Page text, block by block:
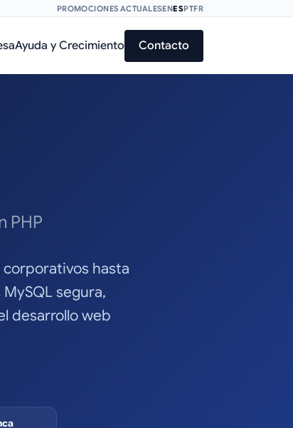
PROMOCIONES ACTUALESENESPTFR
Ayuda y Crecimiento Contacto
PHP
hasta
segura,
desarrollo web